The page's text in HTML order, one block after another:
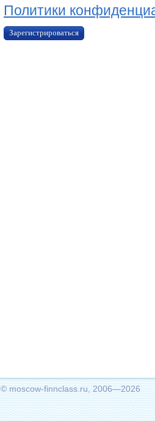
Политики
Зарегистрироваться
© moscow-finnclass.ru, 2006—2026